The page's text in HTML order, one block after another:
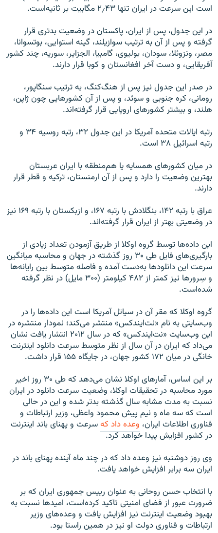
است این سرعت در ایران تنها ۲٫۴۳ مگابیت بر ثانیه‌است.
در این جدول، پس از ایران، پاکستان در وضعیت بدتری قرار
گرفته و پس از آن به ترتیب سوازیلند، گینه استوایی، بوتسوانا،
مصر، ونزوئلا، سودان، بولیوی، گامبیا، الجزایر، سوریه، چند کشور
آفریقایی، و دست آخر افغانستان و کوبا قرار دارند.
در صدر این جدول نیز پس از هنگ‌کنگ، به ترتیب سنگاپور،
رومانی، کره جنوبی و سوئد، و پس از آن کشورهایی چون ژاپن،
هلند، و بیشتر کشورهای اروپایی قرار گرفته‌اند.
رتبه ایالات متحده آمریکا در این جدول ۳۲، رتبه روسیه ۳۴ و
رتبه اسرائیل ۳۸ است.
در میان کشورهای همسایه یا هم‌منطقه با ایران عربستان
بهترین وضعیت را دارد و پس از آن ارمنستان، ترکیه و قطر قرار
دارند.
عراق با رتبه ۱۴۲، بنگلادش با رتبه ۱۶۷، و ازبکستان با رتبه ۱۶۹ نیز
در وضعیتی بهتر از ایران قرار گرفته‌اند.
این داده‌ها توسط گروه اوکلا از طریق آزمودن تعداد زیادی از
بارگیری‌های فایل طی ۳۰ روز گذشته در جهان و محاسبه میانگین
سرعت این دانلودها به‌دست آمده و فاصله متوسط بین رایانه‌ها
و سِرورها نیز کمتر از ۴۸۲ کیلومتر (۳۰۰ مایل) در نظر گرفته
شده‌است.
گروه اوکلا که مقر آن در سیاتل آمریکا است این داده‌ها را در
وب‌سایتی به نام «نت‌ایندکس» منتشر می‌کند؛ نمودار منتشره در
این وب‌سایت «نت‌ایندکس» که در سال ۲۰۱۲ انتشار یافت نشان
می‌داد که ایران در آن سال از نظر متوسط سرعت دانلود اینترنت
خانگی در میان ۱۷۲ کشور جهان، در جایگاه ۱۵۵ قرار داشت.
بر این اساس، آمارهای اوکلا نشان می‌دهد که طی ۳۰ روز اخیر
مورد محاسبه در تحقیقات اوکلا، وضعیت سرعت دانلود در ایران
نسبت به مدت مشابه سال گذشته بدتر شده و این در حالی
است که سه ماه و نیم پیش محمود واعظی، وزیر ارتباطات و
فناوری اطلاعات ایران، وعده داد کهسرعت و پهنای باند اینترنت
در کشور افزایش پیدا خواهد کرد.
وی روز دوشنبه نیز وعده داد که در چند ماه آینده پهنای باند در
ایران سه برابر افزایش خواهد یافت.
با انتخاب حسن روحانی به عنوان رییس جمهوری ایران که بر
ضرورت عبور از فضای امنیتی تاکید کرده‌است، امیدها نسبت به
بهبود وضعیت اینترنت نیز افزایش یافت و وعده‌های وزیر
ارتباطات و فناوری دولت او نیز در همین راستا بود.